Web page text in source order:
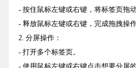
- 按住鼠标左键或右键，将标签页拖
- 释放鼠标左键或右键，完成拖拽操作
2. 分屏操作：
- 打开多个标签页。
- 使用鼠标左键或右键点击想要分屏的